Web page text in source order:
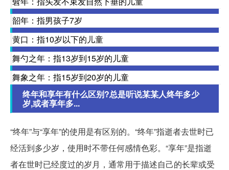
韶年：指男孩子7岁
黄口：指10岁以下的儿童
舞勺之年：指13岁到15岁的儿童
舞象之年：指15岁到20岁的儿童
终年和享年有什么区别?总是听说某某人终年多少
岁,或者享年多...
“终年”与“享年”的使用是有区别的。“终年”指逝者去世时已
经活到多少岁，使用时不带任何感情色彩。“享年”是指逝
者在世时已经度过的岁月，通常用于描述自己的长辈或受